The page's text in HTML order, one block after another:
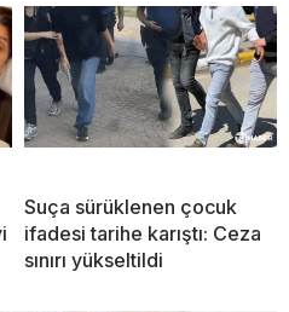
Suça sürüklenen çocuk
ifadesi tarihe karıştı: Ceza